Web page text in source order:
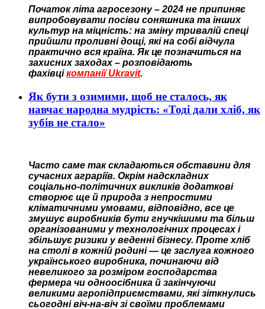
Початок літа агросезону – 2024 не припиняє
випробовувати посіви соняшника та інших
культур на міцність: на зміну тривалій спеці
прийшли проливні дощі, які на собі відчула
практично вся країна. Як це позначиться на
захисних заходах – розповідають
фахівцікомпанії Ukravit.
Як бути з озимими, щоб не сталось, як
навчає народна мудрість: «Тодi дали хлiб, як
зубiв не стало»
Часто саме так складаються обставини для
сучасних аграріїв. Окрім надскладних
соціально-політичних викликів додаткові
створює ще й природа з непростими
кліматичними умовами, відповідно, все це
змушує виробників бути гнучкішими та більш
організованими у технологічних процесах і
збільшує ризики у веденні бізнесу. Проте хліб
на столі в кожній родині — це заслуга кожного
українського виробника, починаючи від
невеликого за розміром господарства
фермера чи одноосібника й закінчуючи
великими агропідприємствами, які зіткнулись
сьогодні віч-на-віч зі своїми проблемами